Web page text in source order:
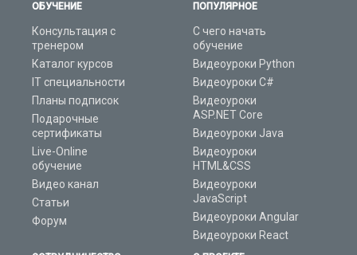
ОБУЧЕНИЕ
Консультация с
тренером
Каталог курсов
IT специальности
Планы подписок
Подарочные
сертификаты
Live-Online
обучение
Видео канал
Статьи
Форум
ПОПУЛЯРНОЕ
С чего начать
обучение
Видеоуроки Python
Видеоуроки C#
Видеоуроки
ASP.NET Core
Видеоуроки Java
Видеоуроки
HTML&CSS
Видеоуроки
JavaScript
Видеоуроки Angular
Видеоуроки React